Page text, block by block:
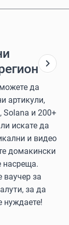
да
артикули,
Solana и 200+
искате да
и видео
домакински
насреща.
ваучер за
за да
нуждаете!